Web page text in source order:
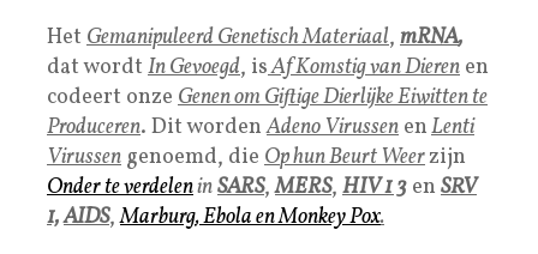
Het Gemanipuleerd Genetisch Materiaal, mRNA,
dat wordt In Gevoegd, isAf Komstig van Dieren en
codeert onze Genen om Giftige Dierlijke Eiwitten te
Produceren. Dit wordenAdeno Virussen enLenti
Virussen genoemd, die Op hun Beurt Weerzijn
Onder te verdeleninSARS,MERS, HIV 1 3 en SRV
1,AIDS,Marburg,EbolaenMonkey Pox.